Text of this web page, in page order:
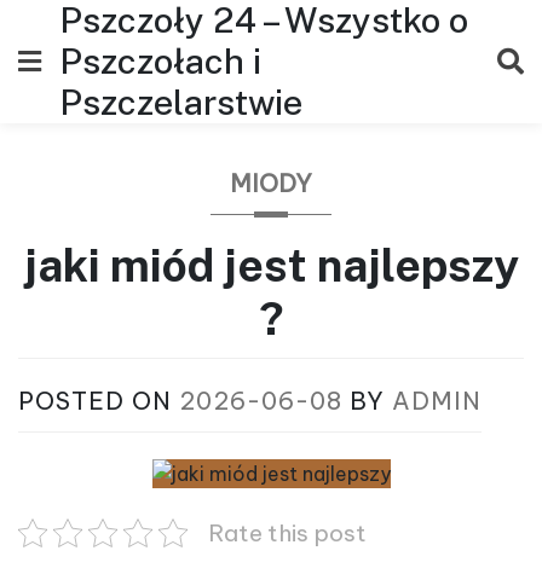
content
Pszczoły 24 – Wszystko o
Pszczołach i
Pszczelarstwie
MIODY
jaki miód jest najlepszy
?
POSTED ON 2026-06-08 BY ADMIN
Rate this post